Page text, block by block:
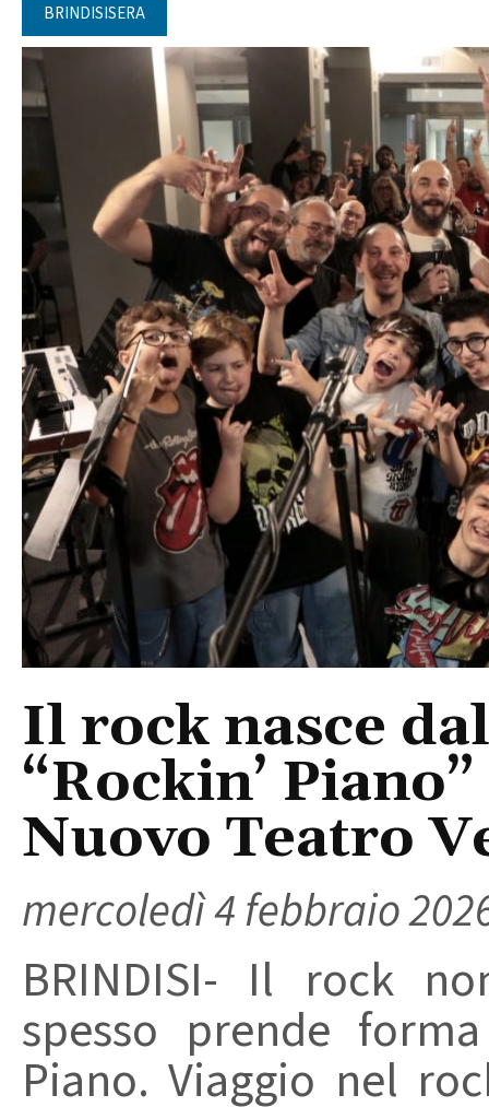
BRINDISISERA
Il rock nasce
“Rockin’
Nuovo Teatro
mercoledì 4 febbraio
BRINDISI- Il rock
spesso prende
Piano. Viaggio nel